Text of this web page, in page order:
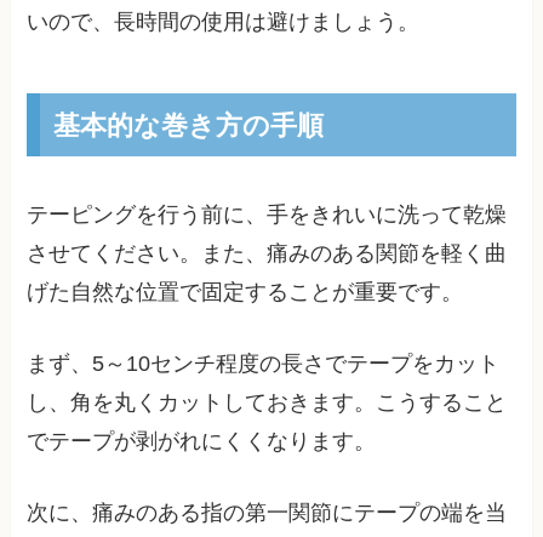
いので、長時間の使用は避けましょう。
基本的な巻き方の手順
テーピングを行う前に、手をきれいに洗って乾燥
させてください。また、痛みのある関節を軽く曲
げた自然な位置で固定することが重要です。
まず、5～10センチ程度の長さでテープをカット
し、角を丸くカットしておきます。こうすること
でテープが剥がれにくくなります。
次に、痛みのある指の第一関節にテープの端を当